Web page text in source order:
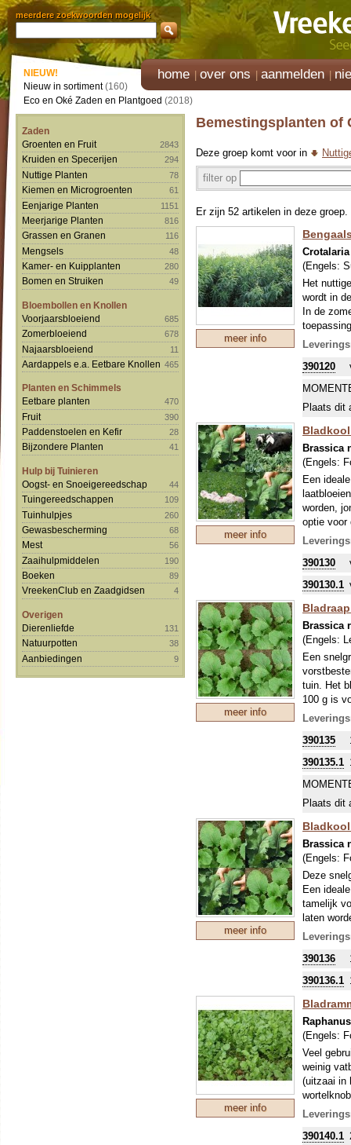
meerdere zoekwoorden mogelijk
home over ons aanmelden
NIEUW!
Nieuw in sortiment(160)
Eco en Oké Zaden en Plantgoed (2018)
Zaden
Groenten en Fruit
2843
Kruiden en Specerijen 294
Nuttige Planten 78
Kiemen en Microgroenten 61
Eenjarige Planten 1151
Meerjarige Planten 816
Grassen en Granen 116
Mengsels 48
Kamer- en Kuipplanten 280
Bomen en Struiken 49
Bloembollen en Knollen
Voorjaarsbloeiend
685
Zomerbloeiend 678
Najaarsbloeiend 11
Aardappels e.a. Eetbare Knollen 465
Planten en Schimmels
Eetbare planten
470
Fruit 390
Paddenstoelen en Kefir 28
Bijzondere Planten 41
Hulp bij Tuinieren
Oogst- en Snoeigereedschap
44
Tuingereedschappen 109
Tuinhulpjes 260
Gewasbescherming 68
Mest 56
Zaaihulpmiddelen 190
Boeken 89
VreekenClub en Zaadgidsen 4
Overigen
Dierenliefde
131
Natuurpotten 38
Aanbiedingen 9
Bemestingsplanten of
Deze groep komt voor in
filter op
Er zijn 52 artikelen in deze groep.
meer info
(Engels:
Het
wordt in
In de
aaltjes
lucht te
omgeving
nog niet
een hoge
Om uw
zo'n
sommige
390120
Plaats dit
meer info
Brassica
(Engels:
Een
worden,
optie voor
100 g is
zo'n
levert
390130
390130.1
meer info
Brassica
(Engels:
Een
tuin. Het
100 g is
Om uw
levert
390135
390135.1
Plaats dit
meer info
Brassica
(Engels:
Deze
Een
tamelijk
laten
kleine tuin.
Info voor
Nitrafix is
voldoet
Nitrafix
quotiënt.
100 g is
Om uw
levert
390136
390136.1
meer info
(Engels:
Veel
weinig
(uitzaai in
teelt van
zo'n
390140.1